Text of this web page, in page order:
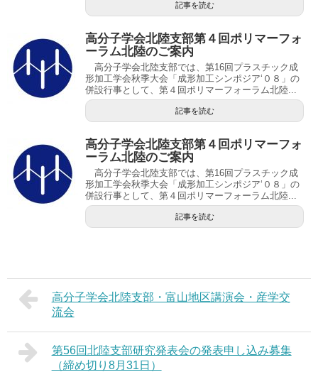
記事を読む
高分子学会北陸支部第４回ポリマーフォ
ーラム北陸のご案内
高分子学会北陸支部では、第16回プラスチック成
形加工学会秋季大会「成形加工シンポジア‘０８」の
併設行事として、第４回ポリマーフォーラム北陸...
記事を読む
高分子学会北陸支部第４回ポリマーフォ
ーラム北陸のご案内
高分子学会北陸支部では、第16回プラスチック成
形加工学会秋季大会「成形加工シンポジア‘０８」の
併設行事として、第４回ポリマーフォーラム北陸...
記事を読む
高分子学会北陸支部・富山地区講演会・産学交
流会
第56回北陸支部研究発表会の発表申し込み募集
（締め切り8月31日）